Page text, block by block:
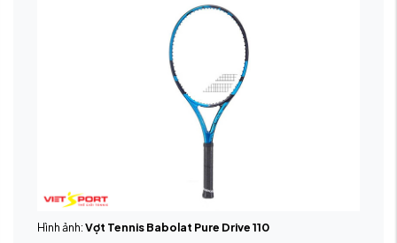
Hình ảnh:Vợt Tennis Babolat Pure Drive 110